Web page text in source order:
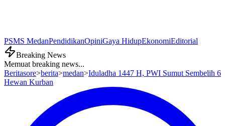
PSMS MedanPendidikanOpiniGaya HidupEkonomiEditorial
Breaking News
Memuat breaking news...
Beritasore>berita>medan>Iduladha 1447 H, PWI Sumut Sembelih 6
Hewan Kurban